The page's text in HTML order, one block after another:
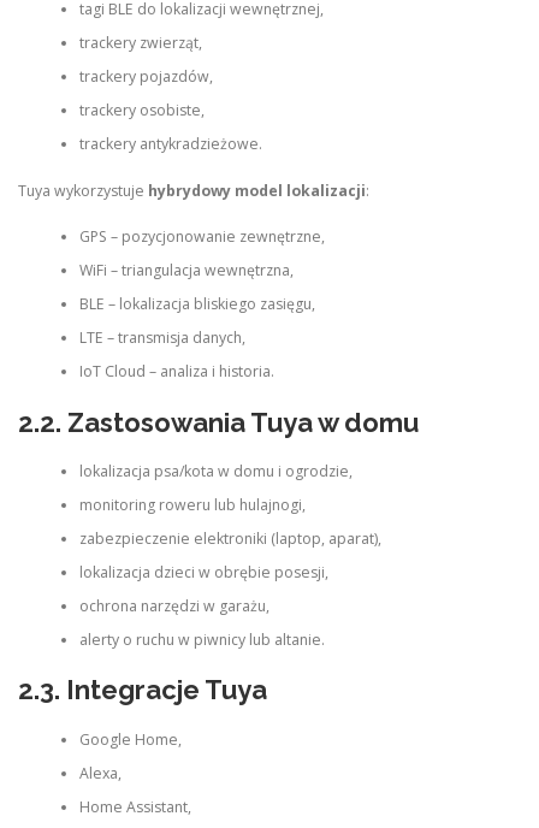
tagi BLE do lokalizacji wewnętrznej,
trackery zwierząt,
trackery pojazdów,
trackery osobiste,
trackery antykradzieżowe.
Tuya wykorzystuje hybrydowy model lokalizacji:
GPS – pozycjonowanie zewnętrzne,
WiFi – triangulacja wewnętrzna,
BLE – lokalizacja bliskiego zasięgu,
LTE – transmisja danych,
IoT Cloud – analiza i historia.
2.2. Zastosowania Tuya w domu
lokalizacja psa/kota w domu i ogrodzie,
monitoring roweru lub hulajnogi,
zabezpieczenie elektroniki (laptop, aparat),
lokalizacja dzieci w obrębie posesji,
ochrona narzędzi w garażu,
alerty o ruchu w piwnicy lub altanie.
2.3. Integracje Tuya
Google Home,
Alexa,
Home Assistant,